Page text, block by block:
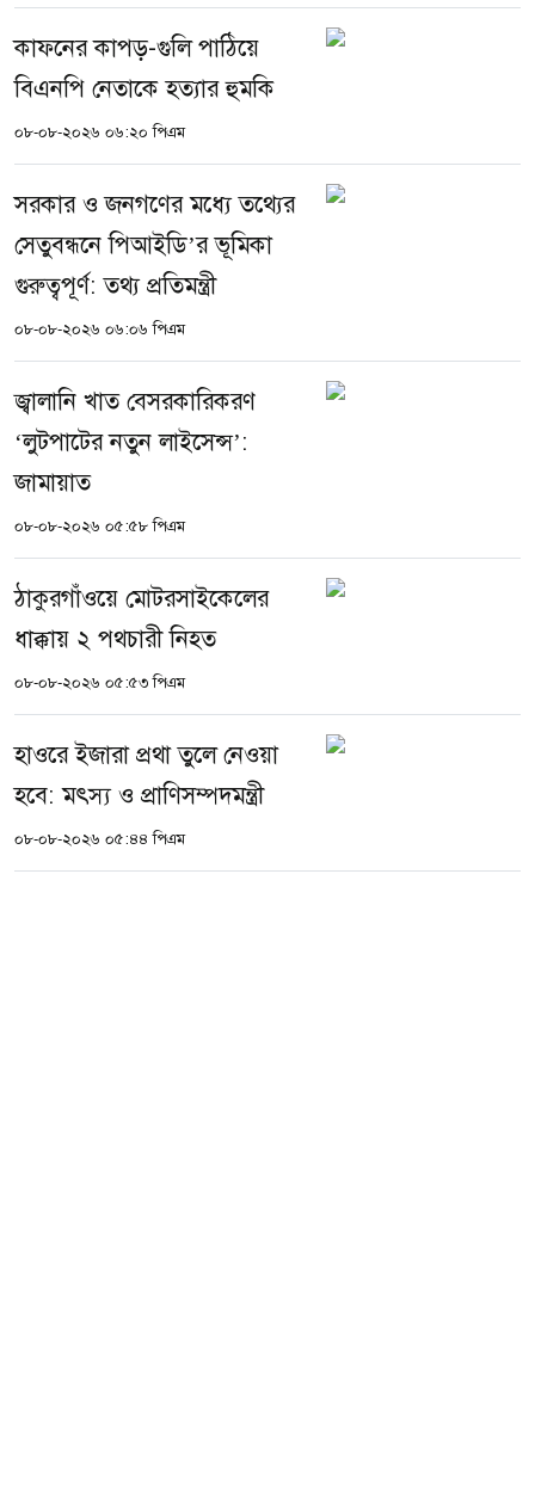
কাফনের কাপড়-গুলি পাঠিয়ে
বিএনপি নেতাকে হত্যার হুমকি
০৮-০৮-২০২৬ ০৬:২০ পিএম
সরকার ও জনগণের মধ্যে তথ্যের
সেতুবন্ধনে পিআইডি’র ভূমিকা
গুরুত্বপূর্ণ: তথ্য প্রতিমন্ত্রী
০৮-০৮-২০২৬ ০৬:০৬ পিএম
জ্বালানি খাত বেসরকারিকরণ
‘লুটপাটের নতুন লাইসেন্স’:
জামায়াত
০৮-০৮-২০২৬ ০৫:৫৮ পিএম
ঠাকুরগাঁওয়ে মোটরসাইকেলের
ধাক্কায় ২ পথচারী নিহত
০৮-০৮-২০২৬ ০৫:৫৩ পিএম
হাওরে ইজারা প্রথা তুলে নেওয়া
হবে: মৎস্য ও প্রাণিসম্পদমন্ত্রী
০৮-০৮-২০২৬ ০৫:৪৪ পিএম